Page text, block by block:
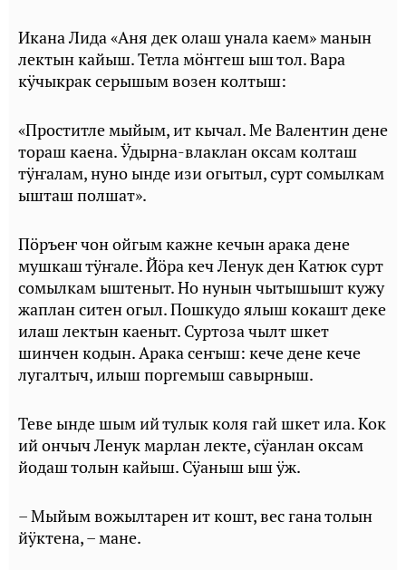
Икана Лида «Аня дек олаш унала каем» манын
лектын кайыш. Тетла мӧҥгеш ыш тол. Вара
кӱчыкрак серышым возен колтыш:
«Проститле мыйым, ит кычал. Ме Валентин дене
тораш каена. Ӱдырна-влаклан оксам колташ
тӱҥалам, нуно ынде изи огытыл, сурт сомылкам
ышташ полшат».
Пӧръеҥ чон ойгым кажне кечын арака дене
мушкаш тӱҥале. Йӧра кеч Ленук ден Катюк сурт
сомылкам ыштеныт. Но нунын чытышышт кужу
жаплан ситен огыл. Пошкудо ялыш кокашт деке
илаш лектын каеныт. Суртоза чылт шкет
шинчен кодын. Арака сеҥыш: кече дене кече
лугалтыч, илыш поргемыш савырныш.
Теве ынде шым ий тулык коля гай шкет ила. Кок
ий ончыч Ленук марлан лекте, сӱанлан оксам
йодаш толын кайыш. Сӱаныш ыш ӱж.
– Мыйым вожылтарен ит кошт, вес гана толын
йӱктена, – мане.